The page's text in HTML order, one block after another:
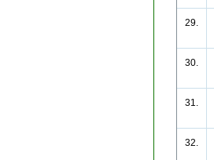
29.
30.
31.
32.